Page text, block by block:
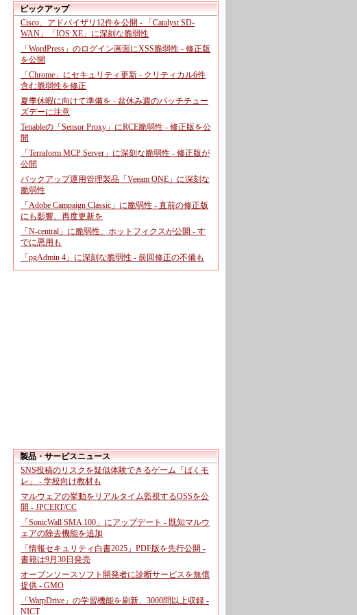
ピックアップ
Cisco、アドバイザリ12件を公開 - 「Catalyst SD-
WAN」「IOS XE」に深刻な脆弱性
「WordPress」のログイン画面にXSS脆弱性 - 修正版
を公開
「Chrome」にセキュリティ更新 - クリティカル6件
含む脆弱性を修正
夏季休暇に向けて準備を - 盆休み週のパッチチュー
ズデーに注意
Tenableの「Sensor Proxy」にRCE脆弱性 - 修正版を公
開
「Terraform MCP Server」に深刻な脆弱性 - 修正版が
公開
バックアップ運用管理製品「Veeam ONE」に深刻な
脆弱性
「Adobe Campaign Classic」に脆弱性 - 直前の修正版
にも影響、再度更新を
「N-central」に脆弱性、ホットフィクスが公開 - す
でに悪用も
「pgAdmin 4」に深刻な脆弱性 - 前回修正の不備も
製品・サービスニュース
SNS投稿のリスクを疑似体験できるゲーム「ばくモ
レ」 - 学校向け教材も
マルウェアの挙動をリアルタイム監視するOSSを公
開 - JPCERT/CC
「SonicWall SMA 100」にアップデート - 既知マルウ
ェアの除去機能を追加
「情報セキュリティ白書2025」PDF版を先行公開 -
書籍は9月30日発売
オープンソースソフト開発者に診断サービスを無償
提供 - GMO
「WarpDrive」の学習機能を刷新、3000問以上収録 -
NICT